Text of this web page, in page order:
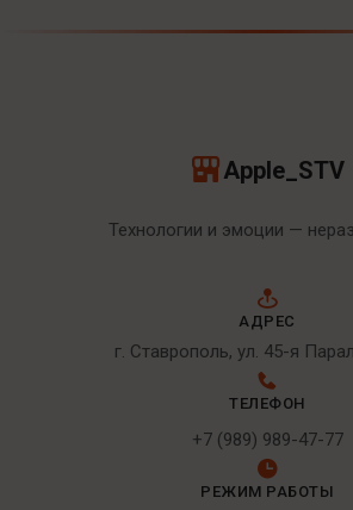
Apple_STV
Технологии и эмоции —
АДРЕС
г. Ставрополь, ул. 45-я
ТЕЛЕФОН
+7 (989) 989-47-77
РЕЖИМ РАБОТЫ